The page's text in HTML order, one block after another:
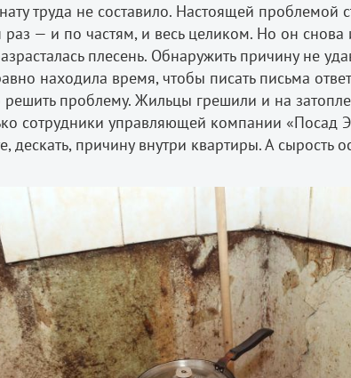
труда не составило. Настоящей проблемой
— и по частям, и весь целиком. Но он снова
плесень. Обнаружить причину не
находила время, чтобы писать письма
решить проблему. Жильцы грешили и на
сотрудники управляющей компании «Посад
причину внутри квартиры. А сырость